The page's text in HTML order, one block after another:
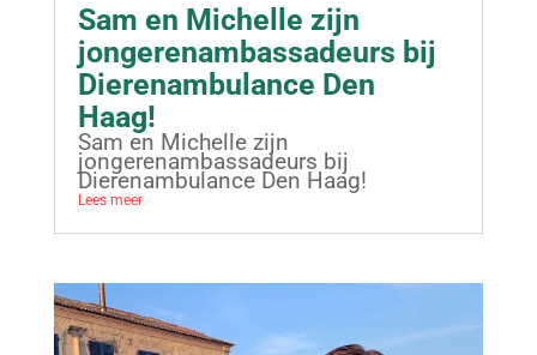
Sam en Michelle zijn
jongerenambassadeurs bij
Dierenambulance Den
Haag!
Sam en Michelle zijn
jongerenambassadeurs bij
Dierenambulance Den Haag!
Lees meer